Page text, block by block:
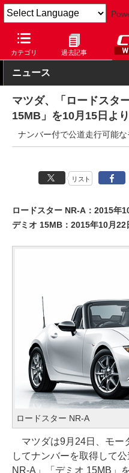
カテゴリ 過去記事
Car Watch 自動車 マツダ
ニュース
マツダ、「ロードスタ
15MB」を10月15日よ
ナンバー付で公道走行可能
リスト
ロードスター NR-A：2015年
デミオ 15MB：2015年10月22
ロードスター NR-A
マツダは9月24日、モー
してナンバーを取得して
NR-A」「デミオ 15MB」